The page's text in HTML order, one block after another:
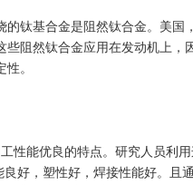
钛基合金是阻然钛合金。美国
阻然钛合金应用在发动机上，
。
性能优良的特点。研究人员利
良好，塑性好，焊接性能好。